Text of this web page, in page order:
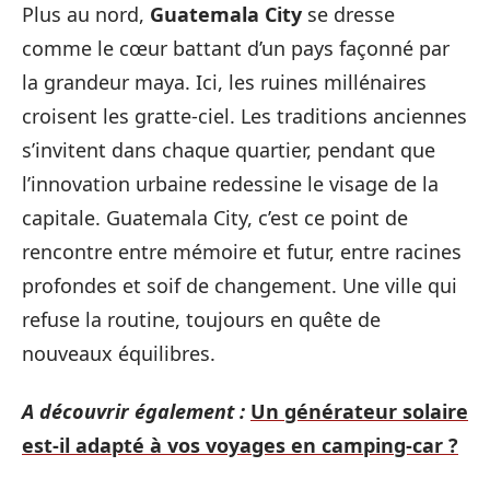
Plus au nord, Guatemala City se dresse
comme le cœur battant d’un pays façonné par
la grandeur maya. Ici, les ruines millénaires
croisent les gratte-ciel. Les traditions anciennes
s’invitent dans chaque quartier, pendant que
l’innovation urbaine redessine le visage de la
capitale. Guatemala City, c’est ce point de
rencontre entre mémoire et futur, entre racines
profondes et soif de changement. Une ville qui
refuse la routine, toujours en quête de
nouveaux équilibres.
A découvrir également : Un générateur solaire
est-il adapté à vos voyages en camping-car ?